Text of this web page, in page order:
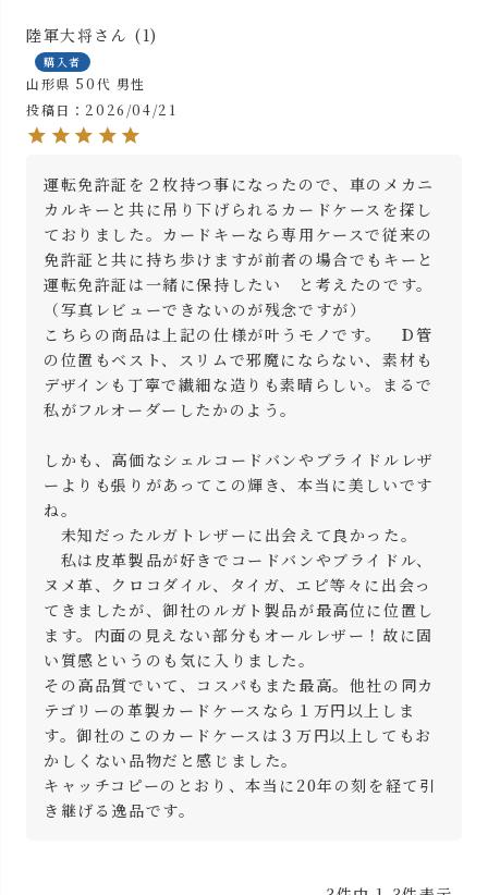
陸軍大将 1
購入者
山形県 50代 男性
投稿日
2026/04/21
運転免許証を２枚持つ事になったので、車のメカニ
カルキーと共に吊り下げられるカードケースを探し
ておりました。カードキーなら専用ケースで従来の
免許証と共に持ち歩けますが前者の場合でもキーと
運転免許証は一緒に保持したい　と考えたのです。
（写真レビューできないのが残念ですが）
こちらの商品は上記の仕様が叶うモノです。　Ｄ管
の位置もベスト、スリムで邪魔にならない、素材も
デザインも丁寧で繊細な造りも素晴らしい。まるで
私がフルオーダーしたかのよう。
しかも、高価なシェルコードバンやブライドルレザ
ーよりも張りがあってこの輝き、本当に美しいです
ね。
未知だったルガトレザーに出会えて良かった。
私は皮革製品が好きでコードバンやブライドル、
ヌメ革、クロコダイル、タイガ、エピ等々に出会っ
てきましたが、御社のルガト製品が最高位に位置し
ます。内面の見えない部分もオールレザー！故に固
い質感というのも気に入りました。
その高品質でいて、コスパもまた最高。他社の同カ
テゴリーの革製カードケースなら１万円以上しま
す。御社のこのカードケースは３万円以上してもお
かしくない品物だと感じました。
キャッチコピーのとおり、本当に20年の刻を経て引
き継げる逸品です。